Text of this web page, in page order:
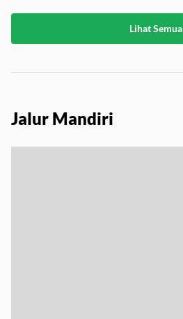
Lihat Semua
Jalur Mandiri